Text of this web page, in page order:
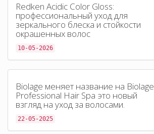
Redken Acidic Color Gloss:
профессиональный уход для
зеркального блеска и стойкости
окрашенных волос
10-05-2026
Biolage меняет название на Biolage
Professional Hair Spa это новый
взгляд на уход за волосами.
22-05-2025